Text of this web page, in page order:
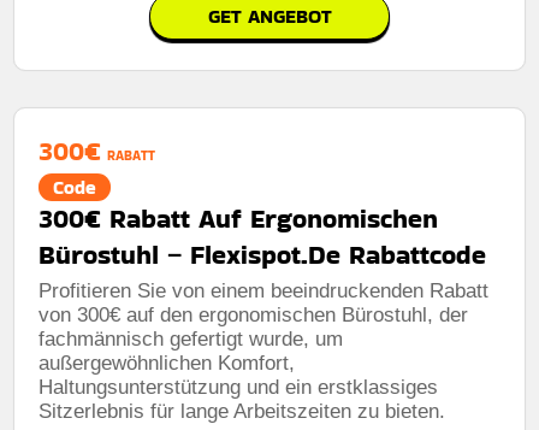
GET ANGEBOT
300€ RABATT
Code
300€ Rabatt Auf Ergonomischen
Bürostuhl – Flexispot.De Rabattcode
Profitieren Sie von einem beeindruckenden Rabatt
von 300€ auf den ergonomischen Bürostuhl, der
fachmännisch gefertigt wurde, um
außergewöhnlichen Komfort,
Haltungsunterstützung und ein erstklassiges
Sitzerlebnis für lange Arbeitszeiten zu bieten.